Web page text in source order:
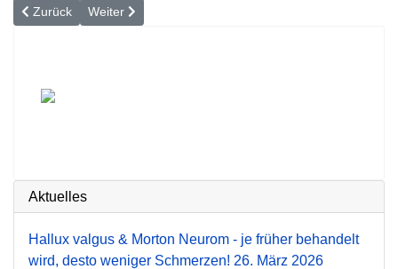
Vorheriger Beitrag: Langlaufen - Fitness im Schnee
Zurück Nächster Beitrag: Heute schon gehüpft?
Weiter
Aktuelles
Hallux valgus & Morton Neurom - je früher behandelt
wird, desto weniger Schmerzen! 26. März 2026